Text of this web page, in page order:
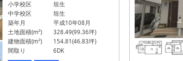
小学校区
垣生
中学校区
垣生
築年月
平成10年08月
土地面積(m²)
328.49(99.36坪)
建物面積(m²)
154.81(46.83坪)
間取り
6DK